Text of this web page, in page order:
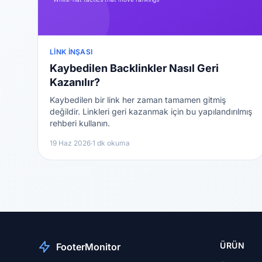
LINK İNŞASI
Kaybedilen Backlinkler Nasıl Geri
Kazanılır?
Kaybedilen bir link her zaman tamamen gitmiş
değildir. Linkleri geri kazanmak için bu yapılandırılmış
rehberi kullanın.
19 Haz 2026·1 dk okuma
FooterMonitor ÜRÜN